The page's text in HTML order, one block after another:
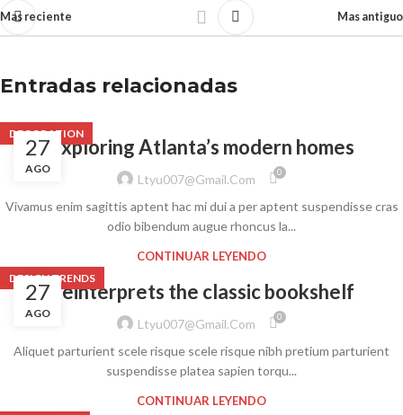
Mas reciente Mas antiguo
Entradas relacionadas
27
AGO
DECORATION
Exploring Atlanta’s modern homes
Ltyu007@gmail.com 0
Vivamus enim sagittis aptent hac mi dui a per aptent suspendisse cras
odio bibendum augue rhoncus la...
CONTINUAR LEYENDO
27
AGO
DESIGN TRENDS
Reinterprets the classic bookshelf
Ltyu007@gmail.com 0
Aliquet parturient scele risque scele risque nibh pretium parturient
suspendisse platea sapien torqu...
CONTINUAR LEYENDO